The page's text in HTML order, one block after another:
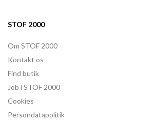
STOF 2000
Om STOF 2000
Kontakt os
Find butik
Job i STOF 2000
Cookies
Persondatapolitik